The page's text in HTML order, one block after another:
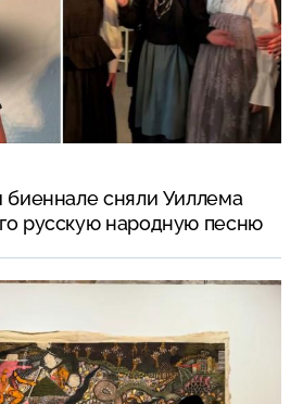
сняли Уиллема
русскую народную песню